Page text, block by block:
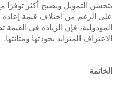
يتحسن التمويل ويصبح أكثر توفرًا
على الرغم من اختلاف قيمة إعادة
المودولية، فإن الزيادة في
الاعتراف المتزايد بجودتها ومتانتها.
الخاتمة